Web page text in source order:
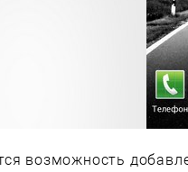
возможность